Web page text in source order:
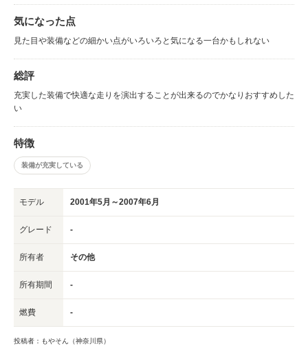
気になった点
見た目や装備などの細かい点がいろいろと気になる一台かもしれない
総評
充実した装備で快適な走りを演出することが出来るのでかなりおすすめした
い
特徴
装備が充実している
モデル 2001年5月～2007年6月
グレード -
所有者 その他
所有期間 -
燃費 -
投稿者：もやそん（神奈川県）